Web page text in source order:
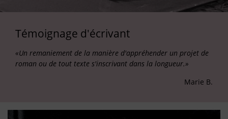
Témoignage d'écrivant
«Un remaniement de la manière d'appréhender un projet de
roman ou de tout texte s'inscrivant dans la longueur.»
Marie B.